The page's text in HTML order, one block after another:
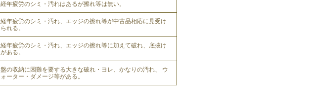
経年疲労のシミ・汚れはあるが擦れ等は無い。
経年疲労のシミ・汚れ、エッジの擦れ等が中古品相応に見受け
られる。
経年疲労のシミ・汚れ、エッジの擦れ等に加えて破れ、底抜け
がある。
盤の収納に困難を要する大きな破れ・ヨレ、かなりの汚れ、 ウ
ォーター・ダメージ等がある。